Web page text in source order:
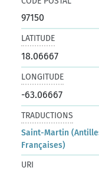
97150
LATITUDE
18.06667
LONGITUDE
-63.06667
TRADUCTIONS
Saint-Martin
Françaises)
URI